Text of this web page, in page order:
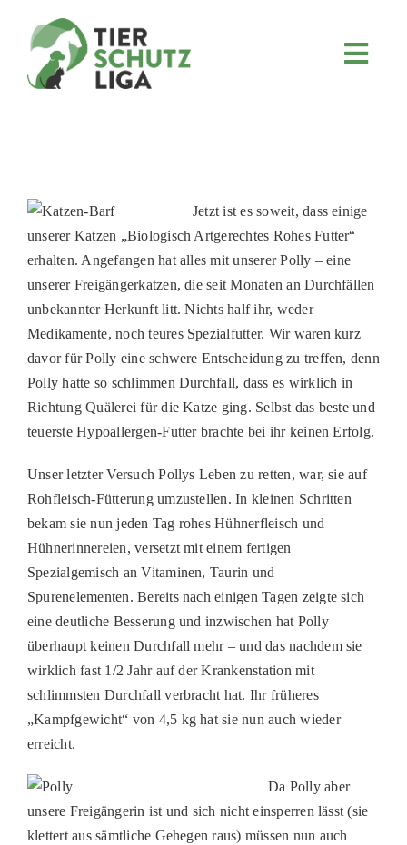
MITMACHEN
FÖRDERN & VERERBEN
KOOPERATIONEN
TIERHEIMTIERE
TIERHEIME
PATENSCHAFTEN
HELFER WERDEN
RATGEBER
Jetzt ist es soweit, dass einige
unserer Katzen „Biologisch Artgerechtes Rohes Futter“
erhalten. Angefangen hat alles mit unserer Polly – eine
unserer Freigängerkatzen, die seit Monaten an Durchfällen
unbekannter Herkunft litt. Nichts half ihr, weder
Medikamente, noch teures Spezialfutter. Wir waren kurz
davor für Polly eine schwere Entscheidung zu treffen, denn
Polly hatte so schlimmen Durchfall, dass es wirklich in
Richtung Quälerei für die Katze ging. Selbst das beste und
teuerste Hypoallergen-Futter brachte bei ihr keinen Erfolg.
Unser letzter Versuch Pollys Leben zu retten, war, sie auf
Rohfleisch-Fütterung umzustellen. In kleinen Schritten
bekam sie nun jeden Tag rohes Hühnerfleisch und
Hühnerinnereien, versetzt mit einem fertigen
Spezialgemisch an Vitaminen, Taurin und
Spurenelementen. Bereits nach einigen Tagen zeigte sich
eine deutliche Besserung und inzwischen hat Polly
überhaupt keinen Durchfall mehr – und das nachdem sie
wirklich fast 1/2 Jahr auf der Krankenstation mit
schlimmsten Durchfall verbracht hat. Ihr früheres
„Kampfgewicht“ von 4,5 kg hat sie nun auch wieder
erreicht.
Da Polly aber
unsere Freigängerin ist und sich nicht einsperren lässt (sie
klettert aus sämtliche Gehegen raus) müssen nun auch